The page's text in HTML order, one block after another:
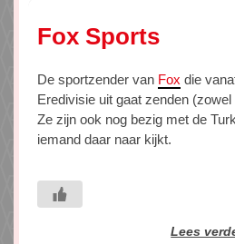
Fox Sports
De sportzender van Fox die
Eredivisie uit gaat zenden
Ze zijn ook nog bezig met de
iemand daar naar kijkt.
Lees